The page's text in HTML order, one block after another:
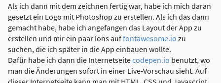
Als ich dann mit dem zeichnen fertig war, habe ich mich daran
gesetzt ein Logo mit Photoshop zu erstellen. Als ich das dann
gemacht habe, habe ich angefangen das Layout der App zu
erstellen und mir ein paar Ions auffontawesome.io zu
suchen, die ich später in die App einbauen wollte.
Dafür habe ich dann die Internetseitecodepen.io benutzt, wo
man die Änderungen sofort in einer Live-Vorschau sieht. Auf